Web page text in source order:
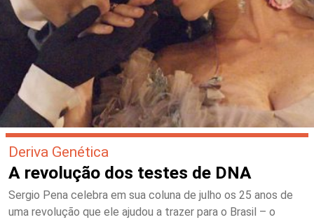
Deriva Genética
A revolução dos testes de DNA
Sergio Pena celebra em sua coluna de julho os 25 anos de
uma revolução que ele ajudou a trazer para o Brasil – o